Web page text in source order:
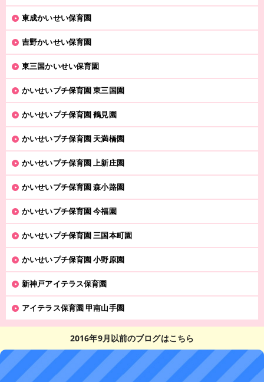
東成かいせい保育園
吉野かいせい保育園
東三国かいせい保育園
かいせいプチ保育園 東三国園
かいせいプチ保育園 鶴見園
かいせいプチ保育園 天満橋園
かいせいプチ保育園 上新庄園
かいせいプチ保育園 森小路園
かいせいプチ保育園 今福園
かいせいプチ保育園 三国本町園
かいせいプチ保育園 小野原園
新神戸アイテラス保育園
アイテラス保育園 甲南山手園
2016年9月以前のブログはこちら